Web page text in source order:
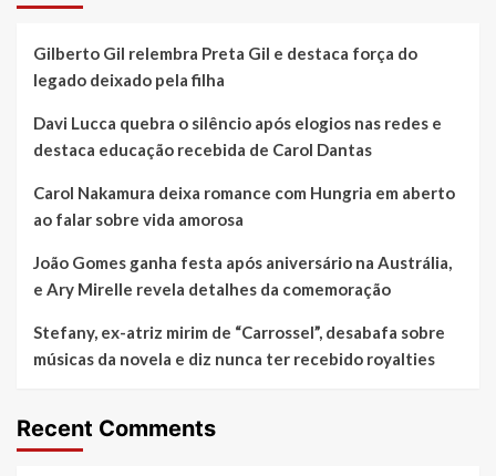
Gilberto Gil relembra Preta Gil e destaca força do
legado deixado pela filha
Davi Lucca quebra o silêncio após elogios nas redes e
destaca educação recebida de Carol Dantas
Carol Nakamura deixa romance com Hungria em aberto
ao falar sobre vida amorosa
João Gomes ganha festa após aniversário na Austrália,
e Ary Mirelle revela detalhes da comemoração
Stefany, ex-atriz mirim de “Carrossel”, desabafa sobre
músicas da novela e diz nunca ter recebido royalties
Recent Comments